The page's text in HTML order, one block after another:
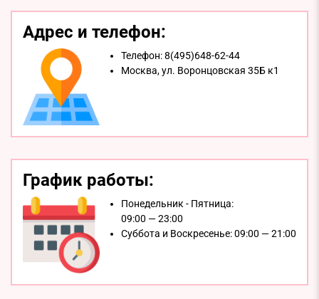
Адрес и телефон:
Телефон:8(495)648-62-44
Москва,ул. Воронцовская 35Б к1
График работы:
Понедельник - Пятница:
09:00 — 23:00
Суббота и Воскресенье:09:00 — 21:00